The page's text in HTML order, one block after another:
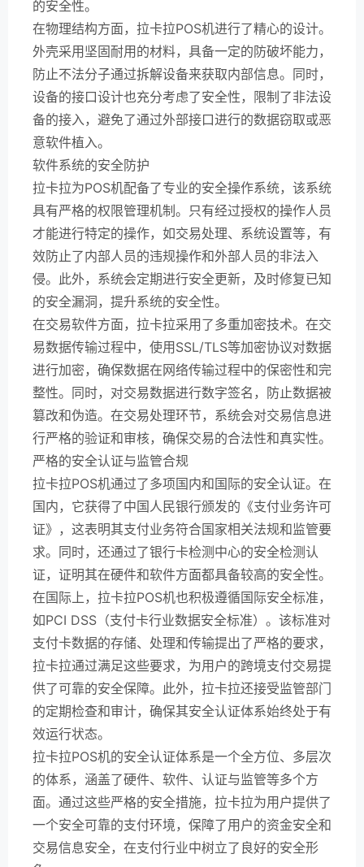
的安全性。
在物理结构方面，拉卡拉POS机进行了精心的设计。
外壳采用坚固耐用的材料，具备一定的防破坏能力，
防止不法分子通过拆解设备来获取内部信息。同时，
设备的接口设计也充分考虑了安全性，限制了非法设
备的接入，避免了通过外部接口进行的数据窃取或恶
意软件植入。
软件系统的安全防护
拉卡拉为POS机配备了专业的安全操作系统，该系统
具有严格的权限管理机制。只有经过授权的操作人员
才能进行特定的操作，如交易处理、系统设置等，有
效防止了内部人员的违规操作和外部人员的非法入
侵。此外，系统会定期进行安全更新，及时修复已知
的安全漏洞，提升系统的安全性。
在交易软件方面，拉卡拉采用了多重加密技术。在交
易数据传输过程中，使用SSL/TLS等加密协议对数据
进行加密，确保数据在网络传输过程中的保密性和完
整性。同时，对交易数据进行数字签名，防止数据被
篡改和伪造。在交易处理环节，系统会对交易信息进
行严格的验证和审核，确保交易的合法性和真实性。
严格的安全认证与监管合规
拉卡拉POS机通过了多项国内和国际的安全认证。在
国内，它获得了中国人民银行颁发的《支付业务许可
证》，这表明其支付业务符合国家相关法规和监管要
求。同时，还通过了银行卡检测中心的安全检测认
证，证明其在硬件和软件方面都具备较高的安全性。
在国际上，拉卡拉POS机也积极遵循国际安全标准，
如PCI DSS（支付卡行业数据安全标准）。该标准对
支付卡数据的存储、处理和传输提出了严格的要求，
拉卡拉通过满足这些要求，为用户的跨境支付交易提
供了可靠的安全保障。此外，拉卡拉还接受监管部门
的定期检查和审计，确保其安全认证体系始终处于有
效运行状态。
拉卡拉POS机的安全认证体系是一个全方位、多层次
的体系，涵盖了硬件、软件、认证与监管等多个方
面。通过这些严格的安全措施，拉卡拉为用户提供了
一个安全可靠的支付环境，保障了用户的资金安全和
交易信息安全，在支付行业中树立了良好的安全形